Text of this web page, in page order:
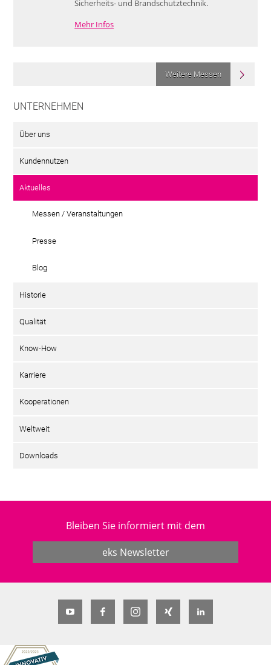
Sicherheits- und Brandschutztechnik.
Mehr Infos
Weitere Messen
UNTERNEHMEN
Über uns
Kundennutzen
Aktuelles
Messen / Veranstaltungen
Presse
Blog
Historie
Qualität
Know-How
Karriere
Kooperationen
Weltweit
Downloads
Bleiben Sie informiert mit dem
eks Newsletter